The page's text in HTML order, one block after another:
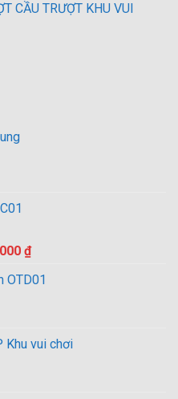
CẦU TRƯỢT KHU VUI
₫Giá
tại
OTD01
Khu vui chơi